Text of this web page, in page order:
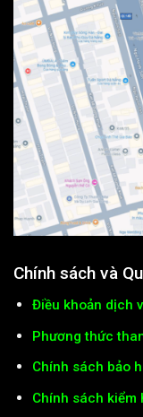
Chính sách và
Điều khoản dịch
Phương thức
Chính sách bảo
Chính sách kiểm